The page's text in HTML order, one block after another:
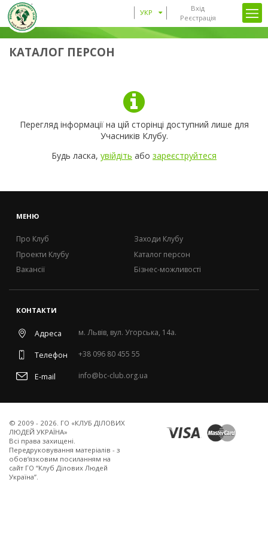
Вхід
Реєстрація
УКР
КАТАЛОГ ПЕРСОН
Перегляд інформації на цій сторінці доступний лише для
Учасників Клубу.
Будь ласка, увійдіть або зареєструйтеся
МЕНЮ
Про Клуб
Проекти Клубу
Вакансії
Заходи Клубу
Каталог персон
Бізнес-можливості
КОНТАКТИ
Адреса м. Львів, вул. Угорська, 14а.
Телефон +38 096 80 455 55
E-mail info@bc-club.org.ua
© 2009 - 2026. ГО «КЛУБ ДІЛОВИХ
ЛЮДЕЙ УКРАЇНА»
Всi права захищенi.
Передруковування матеріалів - з
обов’язковим посиланням на
сайт ГО “Клуб Ділових Людей
Україна”.